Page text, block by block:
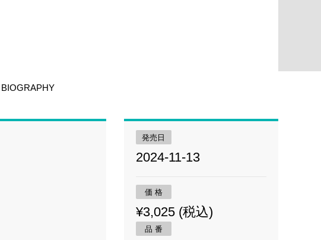
BIOGRAPHY
発売日
2024-11-13
価 格
¥3,025 (税込)
品 番